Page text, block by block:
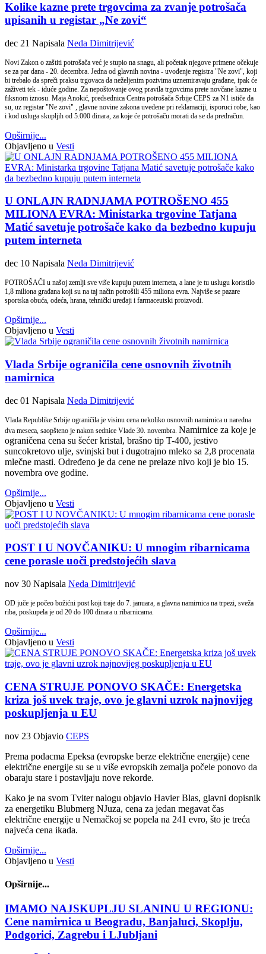
Kolike kazne prete trgovcima za zvanje potrošača
upisanih u registar „Ne zovi“
dec 21 Napisala Neda Dimitrijević
Novi Zakon o zaštiti potrošača već je stupio na snagu, ali početak njegove primene očekuje
se za par dana - 20. decembra. Jedna od glavnih novina - uvođenje registra "Ne zovi", koji
bi trebalo da spreči praksu trgovaca da neželjenim pozivima uznemiravaju građane, ipak će
zaživeti tek - iduće godine. Za nepoštovanje ovog pravila trgovcima prete novčane kazne u
fiksnom iznosu. Maja Anokić, predsednica Centra potrošača Srbije CEPS za N1 ističe da
su, uz registar "Ne zovi" , glavne novine zakona uvedene pri reklamaciji, isporuci robe, kao
i kod usluga skupljih od 5.000 dinara, za koje će potrošaču morati da se da predračun.
Opširnije...
Objavljeno u Vesti
U ONLAJN RADNJAMA POTROŠENO 455
MILIONA EVRA: Ministarka trgovine Tatjana
Matić savetuje potrošače kako da bezbedno kupuju
putem interneta
dec 10 Napisala Neda Dimitrijević
POTROŠAČI u našoj zemlji sve više kupuju putem interneta, a lane je tu uslugu koristilo
1,8 miliona građana koji su na taj način potrošili 455 miliona evra. Najviše se pazare
sportska obuća, odeća, hrana, tehnički uređaji i farmaceutski proizvodi.
Opširnije...
Objavljeno u Vesti
Vlada Srbije ograničila cene osnovnih životnih
namirnica
dec 01 Napisala Neda Dimitrijević
Vlada Republike Srbije ograničila je visinu cena nekoliko osnovnih namirnica u naredna
dva meseca, saopšteno je nakon sednice Vlade 30. novembra. Namirnice za koje je
ograničena cena su šećer kristal, brašno tip T-400, jestivo
suncokretovo ulje, svinjski but i dugotrajno mleko sa 2,8 procenata
mlečne masti. Određeno je da cene ne prelaze nivo koji je bio 15.
novembra ove godine.
Opširnije...
Objavljeno u Vesti
POST I U NOVČANIKU: U mnogim ribarnicama
cene porasle uoči predstojećih slava
nov 30 Napisala Neda Dimitrijević
OD juče je počeo božićni post koji traje do 7. januara, a glavna namirnica na trpezi, sveža
riba, poskupela je od 20 do 100 dinara u ribarnicama.
Opširnije...
Objavljeno u Vesti
CENA STRUJE PONOVO SKAČE: Energetska
kriza još uvek traje, ovo je glavni uzrok najnovijeg
poskupljenja u EU
nov 23 Objavio CEPS
Prema podacma Epeksa (evropske berze električne energije) cene
električne energije su se u više evropskih zemalja počele ponovo da
obaraju stare i postavljaju nove rekorde.
Kako je na svom Tviter nalogu objavio Havier Blas, glavni dopisnik
za energetiku Blubmerg NJuza, cena za jedan megavat čas
električne energije u Nemačkoj se popela na 241 evro, što je treća
najveća cena ikada.
Opširnije...
Objavljeno u Vesti
Opširnije...
IMAMO NAJSKUPLJU SLANINU U REGIONU:
Cene namirnica u Beogradu, Banjaluci, Skoplju,
Podgorici, Zagrebu i LJubljani